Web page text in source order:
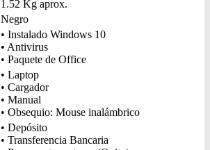
1.52 Kg aprox.
Negro
• Instalado Windows 10
• Antivirus
• Paquete de Office
• Laptop
• Cargador
• Manual
• Obsequio: Mouse inalámbrico
• Depósito
• Transferencia Bancaria